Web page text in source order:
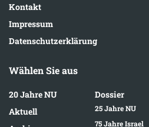
Kontakt
Impressum
Datenschutzerklärung
Wählen Sie aus
20 Jahre NU
Aktuell
Dossier
25 Jahre NU
75 Jahre Israel